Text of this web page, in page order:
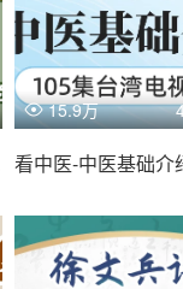
15.9万